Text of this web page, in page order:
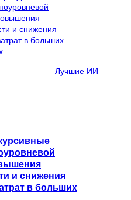
Лучшие ИИ
и снижения
в больших